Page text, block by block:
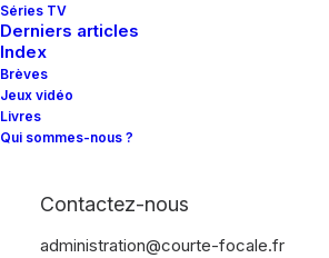
Séries TV
Derniers articles
Index
Brèves
Jeux vidéo
Livres
Qui sommes-nous ?
Contactez-nous
administration@courte-focale.fr